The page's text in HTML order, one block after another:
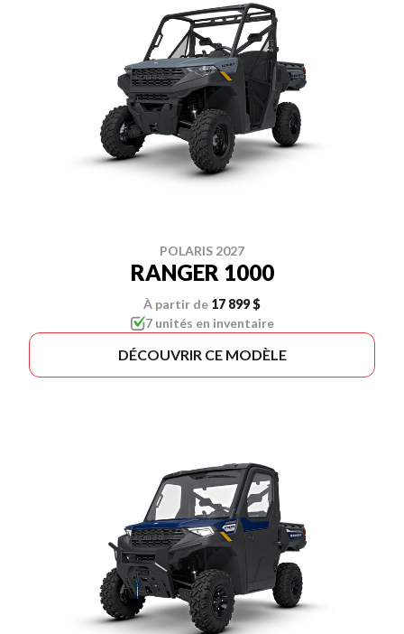
POLARIS 2027
RANGER 1000
À partir de 17 899 $
7 unités en inventaire
DÉCOUVRIR CE MODÈLE